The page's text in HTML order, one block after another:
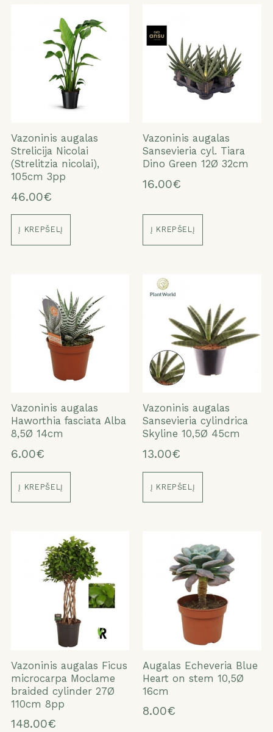
Vazoninis augalas
Strelicija Nicolai
(Strelitzia nicolai),
105cm 3pp
46.00€
Į KREPŠELĮ
Vazoninis augalas
Sansevieria cyl. Tiara
Dino Green 12Ø 32cm
16.00€
Į KREPŠELĮ
Vazoninis augalas
Haworthia fasciata Alba
8,5Ø 14cm
6.00€
Į KREPŠELĮ
Vazoninis augalas
Sansevieria cylindrica
Skyline 10,5Ø 45cm
13.00€
Į KREPŠELĮ
Vazoninis augalas Ficus
microcarpa Moclame
braided cylinder 27Ø
110cm 8pp
148.00€
Augalas Echeveria Blue
Heart on stem 10,5Ø
16cm
8.00€